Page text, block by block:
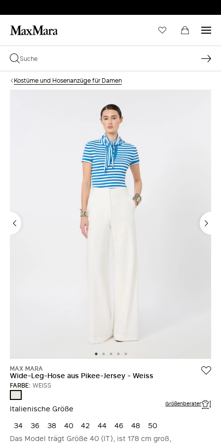
Kostüme und Hosenanzüge für Damen
MAX MARA
Wide-Leg-Hose aus Pikee-Jersey - Weiss
FARBE: WEISS
Italienische Größe Größenberater
34 36 38 40 42 44 46 48
50
Das Model trägt Größe 40 (IT), ist 178 cm groß,